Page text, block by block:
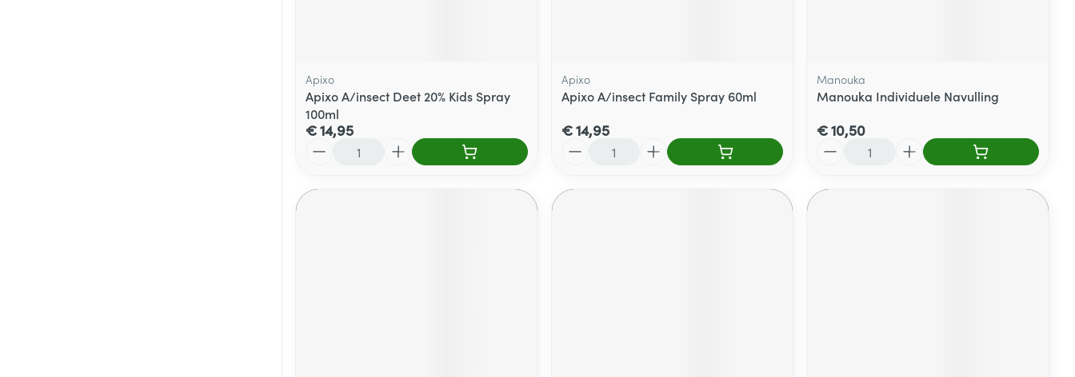
Apixo
Apixo A/insect Deet 20% Kids Spray
100ml
€ 14,95
Apixo
Apixo A/insect Family Spray 60ml
€ 14,95
Manouka
Manouka Individuele Navulling
€ 10,50